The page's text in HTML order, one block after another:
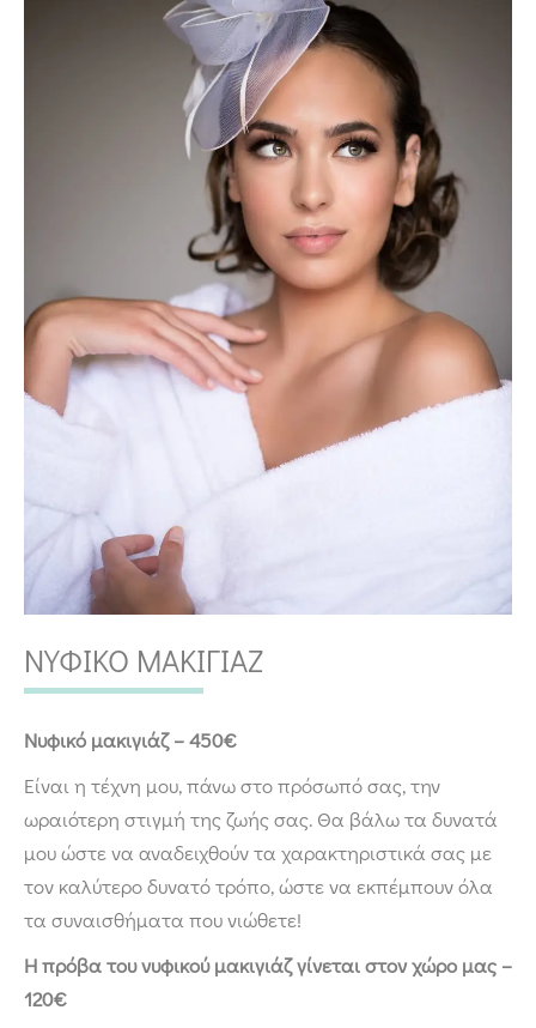
ΝΥΦΙΚΟ ΜΑΚΙΓΙΑΖ
Νυφικό μακιγιάζ – 450€
Είναι η τέχνη μου, πάνω στο πρόσωπό σας, την
ωραιότερη στιγμή της ζωής σας. Θα βάλω τα δυνατά
μου ώστε να αναδειχθούν τα χαρακτηριστικά σας με
τον καλύτερο δυνατό τρόπο, ώστε να εκπέμπουν όλα
τα συναισθήματα που νιώθετε!
Η πρόβα του νυφικού μακιγιάζ γίνεται στον χώρο μας –
120€